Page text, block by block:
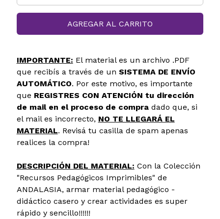
AGREGAR AL CARRITO
IMPORTANTE: El material es un archivo .PDF
que recibís a través de un SISTEMA DE ENVÍO
AUTOMÁTICO. Por este motivo, es importante
que REGISTRES CON ATENCIÓN tu dirección
de mail en el proceso de compradado que, si
el mail es incorrecto, NO TE LLEGARÁ EL
MATERIAL. Revisá tu casilla de spam apenas
realices la compra!
DESCRIPCIÓN DEL MATERIAL: Con la Colección
"Recursos Pedagógicos Imprimibles" de
ANDALASIA, armar material pedagógico -
didáctico casero y crear actividades es super
rápido y sencillo!!!!!!